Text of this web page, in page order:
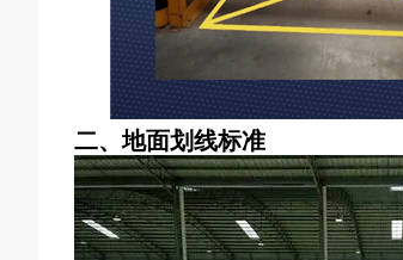
二、地面划线标准